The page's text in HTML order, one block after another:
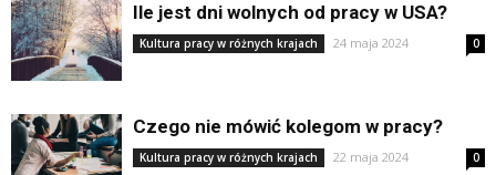
Ile jest dni wolnych od pracy w USA?
Kultura pracy w różnych krajach 24 maja 2024 0
Czego nie mówić kolegom w pracy?
Kultura pracy w różnych krajach 22 maja 2024 0